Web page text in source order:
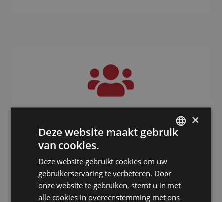
Freelancers verspreid over de hele
wereld
FRENCH
×
Deze website maakt gebruik
van cookies.
Deze website gebruikt cookies om uw
gebruikerservaring te verbeteren. Door
onze website te gebruiken, stemt u in met
alle cookies in overeenstemming met ons